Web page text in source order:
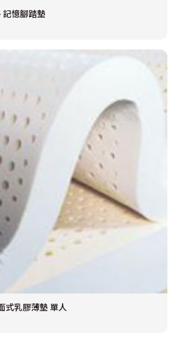
記憶腳踏墊
式乳膠薄墊 單人